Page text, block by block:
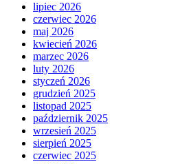
lipiec 2026
czerwiec 2026
maj 2026
kwiecień 2026
marzec 2026
luty 2026
styczeń 2026
grudzień 2025
listopad 2025
październik 2025
wrzesień 2025
sierpień 2025
czerwiec 2025